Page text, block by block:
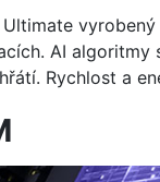
AI
Rychlost a